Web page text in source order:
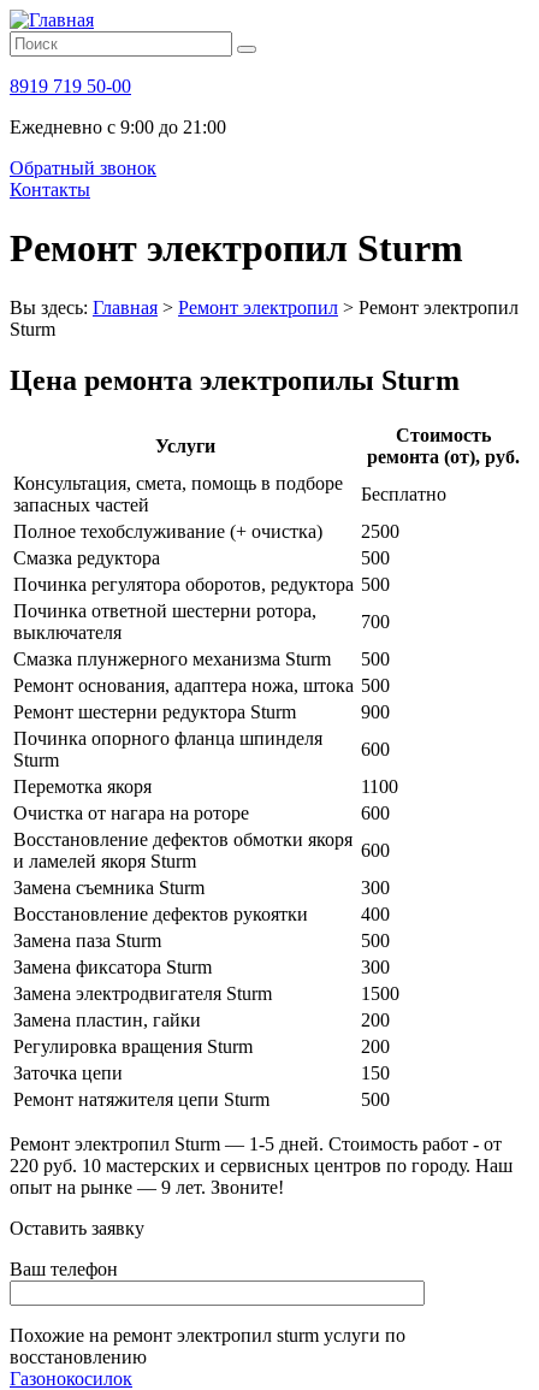
8919 719 50-00
Ежедневно с 9:00 до 21:00
Обратный звонок
Контакты
Ремонт электропил Sturm
Вы здесь: Главная > Ремонт электропил > Ремонт электропил
Sturm
Цена ремонта электропилы Sturm
Услуги
Стоимость
ремонта (от), руб.
Консультация, смета, помощь в подборе
запасных частей
Бесплатно
Полное техобслуживание (+ очистка)
2500
Смазка редуктора
500
Починка регулятора оборотов, редуктора 500
Починка ответной шестерни ротора,
выключателя
700
Смазка плунжерного механизма Sturm
500
Ремонт основания, адаптера ножа, штока 500
Ремонт шестерни редуктора Sturm
900
Починка опорного фланца шпинделя
Sturm
600
Перемотка якоря
1100
Очистка от нагара на роторе
600
Восстановление дефектов обмотки якоря
и ламелей якоря Sturm
600
Замена съемника Sturm
300
Восстановление дефектов рукоятки
400
Замена паза Sturm
500
Замена фиксатора Sturm
300
Замена электродвигателя Sturm
1500
Замена пластин, гайки
200
Регулировка вращения Sturm
200
Заточка цепи
150
Ремонт натяжителя цепи Sturm
500
Ремонт электропил Sturm — 1-5 дней. Стоимость работ - от
220 руб. 10 мастерских и сервисных центров по городу. Наш
опыт на рынке — 9 лет. Звоните!
Оставить заявку
Ваш телефон
Похожие на ремонт электропил sturm услуги по
восстановлению
Газонокосилок